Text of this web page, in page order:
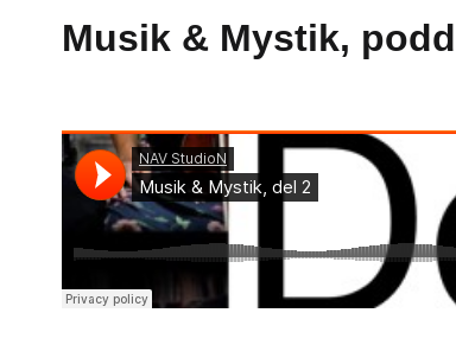
Musik & Mystik,